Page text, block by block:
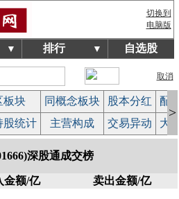
切换到
电脑版
▼ 排行 ▼ 自选股
取消
板块 同概念板块 股本分红
配
股统计 主营构成 交易异动 大
>
深股通成交榜
金额/亿 卖出金额/亿